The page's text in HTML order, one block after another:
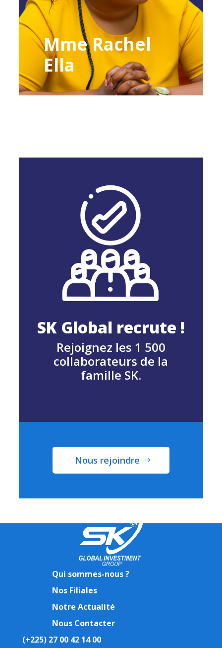
Mme Rachel
Ella
SK Global recrute !
Rejoignez les 1 500
collaborateurs de la
famille SK.
Nous rejoindre
Qui sommes-nous ?
Nos Filiales
Notre Actualité
Nous Contacter
(+225) 27 00 42 14 00